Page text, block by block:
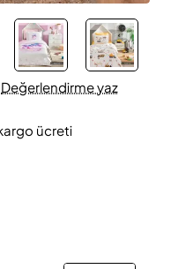
kargo ücreti
Değerlendirme yaz